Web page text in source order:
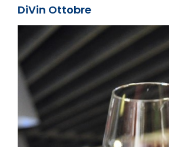
DiVin Ottobre